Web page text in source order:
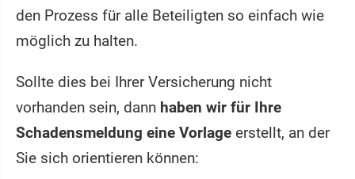
den Prozess für alle Beteiligten so einfach wie
möglich zu halten.
Sollte dies bei Ihrer Versicherung nicht
vorhanden sein, dann haben wir für Ihre
Schadensmeldung eine Vorlage erstellt, an der
Sie sich orientieren können: